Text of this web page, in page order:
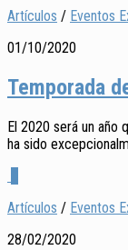
Artículos / Eventos
01/10/2020
Temporada
El 2020 será un
ha sido
Artículos / Eventos
28/02/2020